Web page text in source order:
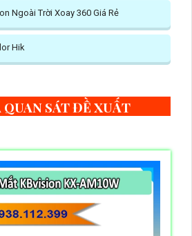
Ngoài Trời Xoay 360 Giá Rẻ
Hik
QUAN SÁT ĐỀ XUẤT